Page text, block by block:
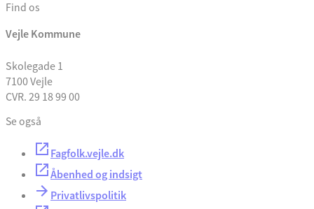
Find os
Vejle Kommune
Skolegade 1
7100 Vejle
CVR. 29 18 99 00
Se også
Fagfolk.vejle.dk
Åbenhed og indsigt
Privatlivspolitik